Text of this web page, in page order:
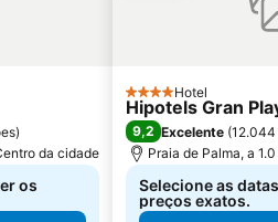
Club Marítim San Antonio de la Playa
Portals Vells
)
da cidade
os
4 Estrelas
Hotel
Hipotels Gran
9,2 Excelente (
Praia de Palma, a
Selecione as
preços exatos.